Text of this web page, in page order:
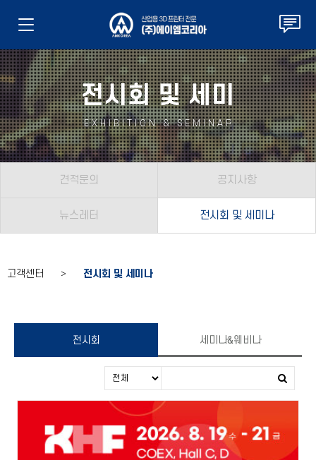
전시회 및 세미
EXHIBITION & SEMINAR
견적문의 공지사항
뉴스레터 전시회 및 세미나
고객센터 > 전시회 및 세미나
전시회 세미나&웨비나